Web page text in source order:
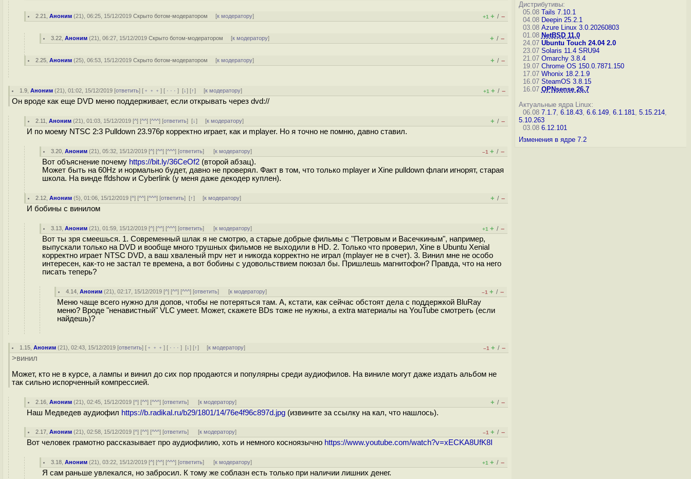
2.21 ,Аноним (21), 06:25, 15/12/2019Скрыто ботом-модератором [к модератору] +1 + / –
3.22 ,Аноним (21), 06:27, 15/12/2019Скрыто ботом-модератором [к модератору] + / –
2.25 ,Аноним (25), 06:53, 15/12/2019Скрыто ботом-модератором [к модератору] + / –
1.9 ,Аноним (21), 01:02, 15/12/2019 [ответить] [ ﹢﹢﹢] [ · · ·][↓] [↑] [к модератору] +1 + / –
Он вроде как еще DVD меню поддерживает, если открывать через dvd://
2.11 ,Аноним (21), 01:03, 15/12/2019 [^] [^^] [^^^] [ответить][↓] [к модератору] + / –
И по моему NTSC 2:3 Pulldown 23.976p корректно играет, как и mplayer. Но я точно не помню, давно ставил.
3.20 ,Аноним (21), 05:32, 15/12/2019 [^] [^^] [^^^] [ответить] [к модератору] –1 + / –
Вот объяснение почему https://bit.ly/36CeOf2 (второй абзац).
Может быть на 60Hz и нормально будет, давно не проверял. Факт в том, что только mplayer и Xine pulldown флаги игнорят, старая
школа. На винде ffdshow и Cyberlink (у меня даже декодер куплен).
2.12 ,Аноним (5), 01:06, 15/12/2019 [^] [^^] [^^^] [ответить][↑] [к модератору] + / –
И бобины с винилом
3.13 ,Аноним (21), 01:59, 15/12/2019 [^] [^^] [^^^] [ответить] [к модератору] +1 + / –
Вот ты зря смеешься. 1. Современный шлак я не смотрю, а старые добрые фильмы с "Петровым и Васечкиным", например,
выпускали только на DVD и вообще много трушных фильмов не выходили в HD. 2. Только что проверил, Xine в Ubuntu Xenial
корректно играет NTSC DVD, а ваш хваленый mpv нет и никогда корректно не играл (mplayer не в счет). 3. Винил мне не особо
интересен, как-то не застал те времена, а вот бобины с удовольствием поюзал бы. Пришлешь магнитофон? Правда, что на него
писать теперь?
4.14 ,Аноним (21), 02:17, 15/12/2019 [^] [^^] [^^^] [ответить] [к модератору] –1 + / –
Меню чаще всего нужно для допов, чтобы не потеряться там. А, кстати, как сейчас обстоят дела с поддержкой BluRay
меню? Вроде "ненавистный" VLC умеет. Может, скажете BDs тоже не нужны, а extra материалы на YouTube смотреть (если
найдешь)?
1.15 ,Аноним (21), 02:43, 15/12/2019 [ответить] [ ﹢﹢﹢] [ · · ·][↓] [↑] [к модератору] –1 + / –
>винил
Может, кто не в курсе, а лампы и винил до сих пор продаются и популярны среди аудиофилов. На виниле могут даже издать альбом не
так сильно испорченный компрессией.
2.16 ,Аноним (21), 02:45, 15/12/2019 [^] [^^] [^^^] [ответить] [к модератору] + / –
Наш Медведев аудиофил https://b.radikal.ru/b29/1801/14/76e4f96c897d.jpg (извините за ссылку на кал, что нашлось).
2.17 ,Аноним (21), 02:58, 15/12/2019 [^] [^^] [^^^] [ответить] [к модератору] –1 + / –
Вот человек грамотно рассказывает про аудиофилию, хоть и немного косноязычно https://www.youtube.com/watch?v=xECKA8UfK8I
3.18 ,Аноним (21), 03:22, 15/12/2019 [^] [^^] [^^^] [ответить] [к модератору] +1 + / –
Я сам раньше увлекался, но забросил. К тому же соблазн есть только при наличии лишних денег.
Дистрибутивы:
05.08 Tails 7.10.1
04.08 Deepin 25.2.1
03.08 Azure Linux 3.0.20260803
01.08 NetBSD 11.0
24.07 Ubuntu Touch 24.04 2.0
23.07 Solaris 11.4 SRU94
21.07 Omarchy 3.8.4
19.07 Chrome OS 150.0.7871.150
17.07 Whonix 18.2.1.9
16.07 SteamOS 3.8.15
16.07 OPNsense 26.7
Актуальные ядра Linux:
06.08 7.1.7, 6.18.43, 6.6.149, 6.1.181, 5.15.214,
5.10.263
03.08 6.12.101
Изменения в ядре 7.2